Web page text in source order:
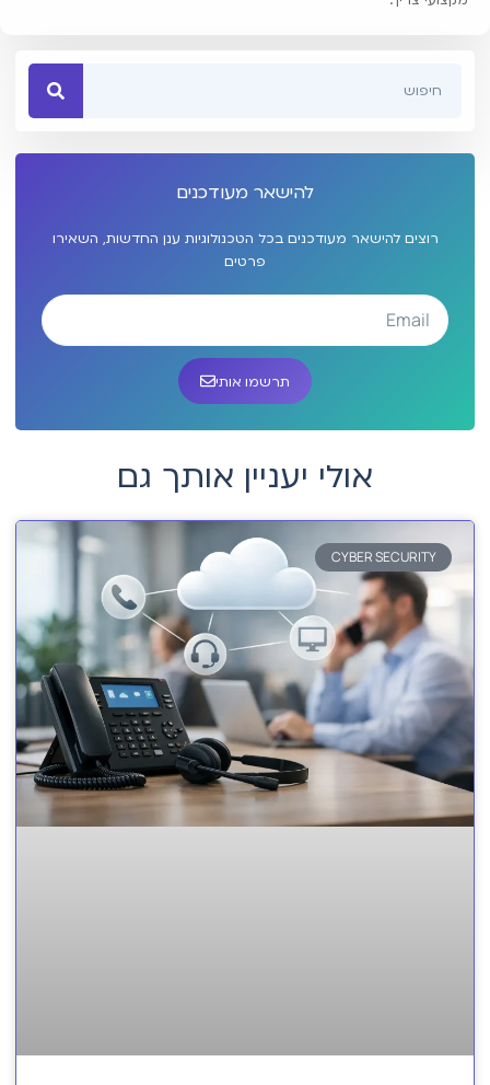
להישאר מעודכנים
רוצים להישאר מעודכנים בכל הטכנולוגיות ענן החדשות, השאירו
פרטים
תרשמו אותי
אולי יעניין אותך גם
CYBER SECURITY